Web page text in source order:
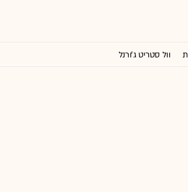
וול סטריט ג'ורנל